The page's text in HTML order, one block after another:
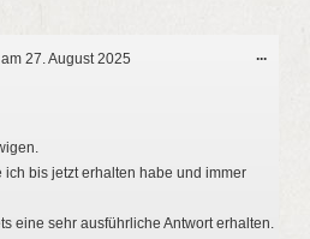
27. August 2025
bis jetzt erhalten habe und immer
eine sehr ausführliche Antwort erhalten.
...Diese